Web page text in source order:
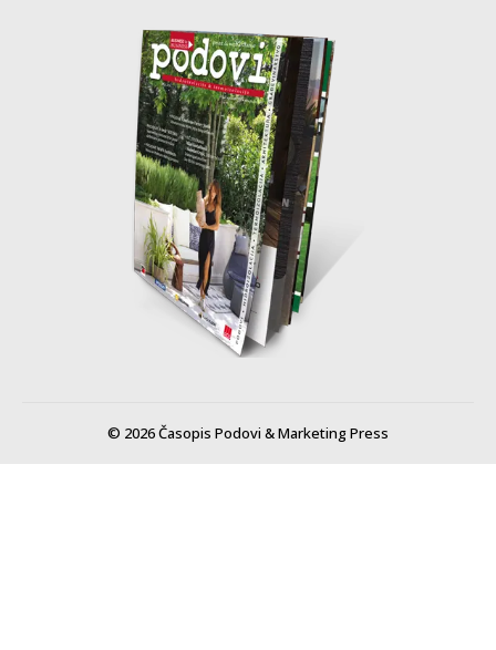
© 2026 Časopis Podovi & Marketing Press